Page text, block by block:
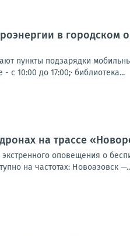
в городском
пункты подзарядки
10:00 до 17:00;· библиотека...
на трассе
оповещения о
на частотах: Новоазовск